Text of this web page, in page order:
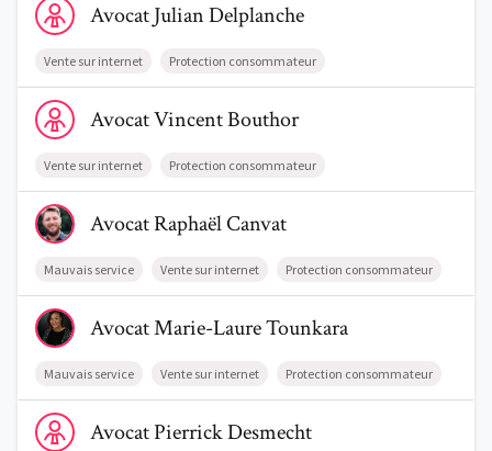
Blog
Comment nous vous aidons
Une start-up 100% indépendante
AvocatJulianDelplanche
Vente sur internet Protection consommateur
Voir le profil de AvocatVincent Bouthor
AvocatVincentBouthor
Vente sur internet Protection consommateur
Voir le profil de AvocatRaphaël Canvat
AvocatRaphaëlCanvat
Mauvais service Vente sur internet Protection consommateur
Voir le profil de AvocatMarie-Laure Tounkara
AvocatMarie-LaureTounkara
Mauvais service Vente sur internet Protection consommateur
Voir le profil de AvocatPierrick Desmecht
AvocatPierrickDesmecht